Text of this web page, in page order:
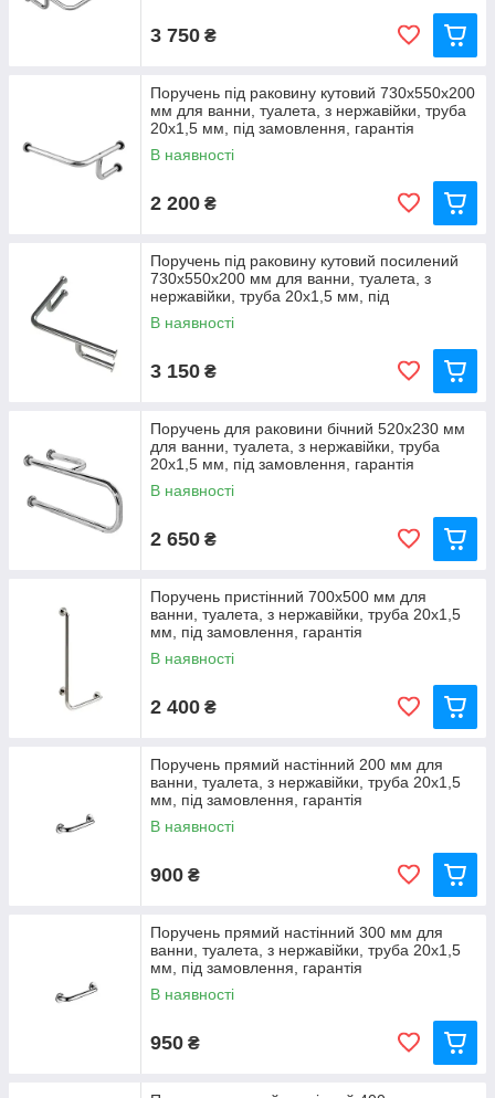
3 750 ₴
Поручень під раковину кутовий 730х550х200
мм для ванни, туалета, з нержавійки, труба
20х1,5 мм, під замовлення, гарантія
В наявності
2 200 ₴
Поручень під раковину кутовий посилений
730х550х200 мм для ванни, туалета, з
нержавійки, труба 20х1,5 мм, під
замовлення, гарантія
В наявності
3 150 ₴
Поручень для раковини бічний 520х230 мм
для ванни, туалета, з нержавійки, труба
20х1,5 мм, під замовлення, гарантія
В наявності
2 650 ₴
Поручень пристінний 700х500 мм для
ванни, туалета, з нержавійки, труба 20х1,5
мм, під замовлення, гарантія
В наявності
2 400 ₴
Поручень прямий настінний 200 мм для
ванни, туалета, з нержавійки, труба 20х1,5
мм, під замовлення, гарантія
В наявності
900 ₴
Поручень прямий настінний 300 мм для
ванни, туалета, з нержавійки, труба 20х1,5
мм, під замовлення, гарантія
В наявності
950 ₴